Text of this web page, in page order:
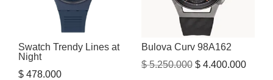
Swatch Trendy Lines at
Night
$ 478.000
Bulova Curv 98A162
$5.250.000 El
$4.400.000El